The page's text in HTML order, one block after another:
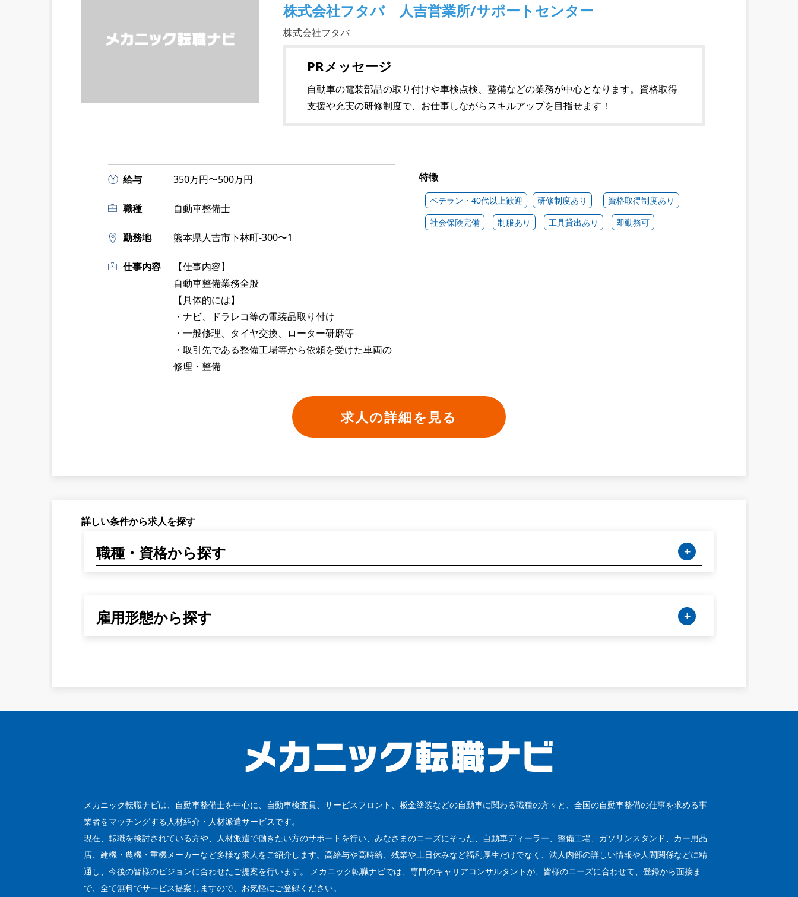
株式会社フタバ 人吉営業所/サポートセンター
株式会社フタバ
PRメッセージ
自動車の電装部品の取り付けや車検点検、整備などの業務が中心となります。資格取得
支援や充実の研修制度で、お仕事しながらスキルアップを目指せます！
給与 350万円〜500万円
職種 自動車整備士
勤務地 熊本県人吉市下林町-300〜1
仕事内容
【仕事内容】
自動車整備業務全般
【具体的には】
・ナビ、ドラレコ等の電装品取り付け
・一般修理、タイヤ交換、ローター研磨等
・取引先である整備工場等から依頼を受けた車両の
修理・整備
特徴
ベテラン・40代以上歓迎 研修制度あり
資格取得制度あり
社会保険完備
制服あり 工具貸出あり 即勤務可
求人の詳細を見る
詳しい条件から求人を探す
職種・資格から探す
雇用形態から探す
メカニック転職ナビは、自動車整備士を中心に、自動車検査員、サービスフロント、板金塗装などの自動車に関わる職種の方々と、全国の自動車整備の仕事を求める事
業者をマッチングする人材紹介・人材派遣サービスです。
現在、転職を検討されている方や、人材派遣で働きたい方のサポートを行い、みなさまのニーズにそった、自動車ディーラー、整備工場、ガソリンスタンド、カー用品
店、建機・農機・重機メーカーなど多様な求人をご紹介します。高給与や高時給、残業や土日休みなど福利厚生だけでなく、法人内部の詳しい情報や人間関係などに精
通し、今後の皆様のビジョンに合わせたご提案を行います。 メカニック転職ナビでは、専門のキャリアコンサルタントが、皆様のニーズに合わせて、登録から面接ま
で、全て無料でサービス提案しますので、お気軽にご登録ください。